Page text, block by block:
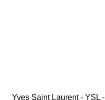
Yves Saint Laurent - YSL -